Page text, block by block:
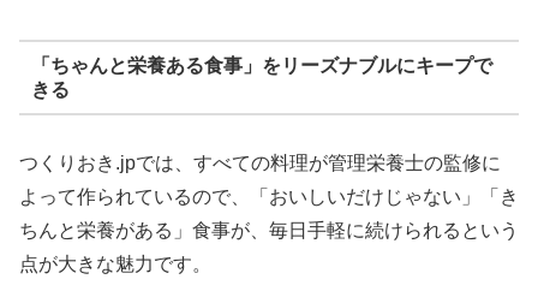
「ちゃんと栄養ある食事」をリーズナブルにキープで
きる
つくりおき.jpでは、すべての料理が管理栄養士の監修に
よって作られているので、「おいしいだけじゃない」「き
ちんと栄養がある」食事が、毎日手軽に続けられるという
点が大きな魅力です。